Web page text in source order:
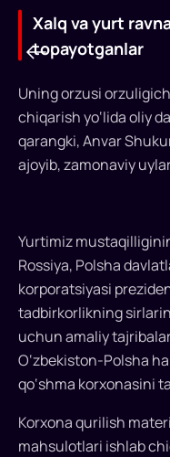
Xalq
va
ravnaqi
uchun
mehnat
qilib
qadr
topayotganlar
Har
Xalq va yurt
topayotganlar
Uning orzusi
chiqarish yo‘lida oliy
qarangki, Anvar
ajoyib, zamonaviy
Yurtimiz
Rossiya, Polsha
korporatsiyasi
tadbirkorlikning
uchun amaliy
O‘zbekiston-Polsha
qo‘shma korxonasini
Korxona qurilish
mahsulotlari ishlab